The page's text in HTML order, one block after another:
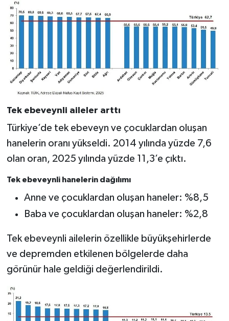
Tek ebeveynli aileler arttı
Türkiye’de tek ebeveyn ve çocuklardan oluşan
hanelerin oranı yükseldi. 2014 yılında yüzde 7,6
olan oran, 2025 yılında yüzde 11,3’e çıktı.
Tek ebeveynli hanelerin dağılımı
Anne ve çocuklardan oluşan haneler: %8,5
Baba ve çocuklardan oluşan haneler: %2,8
Tek ebeveynli ailelerin özellikle büyükşehirlerde
ve depremden etkilenen bölgelerde daha
görünür hale geldiği değerlendirildi.